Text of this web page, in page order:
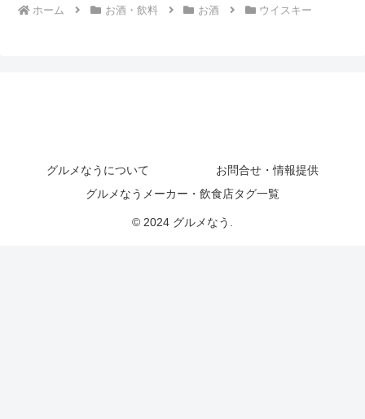
ホーム お酒・飲料 お酒 ウイスキー
グルメなうについて
お問合せ・情報提供
グルメなうメーカー・飲食店タグ一覧
© 2024 グルメなう.